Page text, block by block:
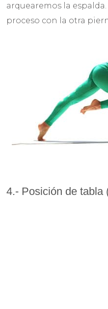
arquearemos la
proceso con la otra
4.- Posición de tabla